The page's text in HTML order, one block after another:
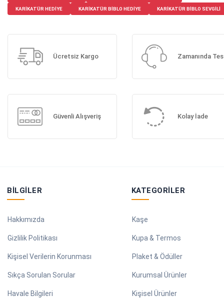
KARIKATÜR HEDIYE KARIKATÜR BIBLO HEDIYE KARIKATÜR BIBLO SEVGILI
Ücretsiz Kargo Zamanında
Güvenli Alışveriş Kolay İade
BILGILER
Hakkımızda
Gizlilik Politikası
Kişisel Verilerin Korunması
Sıkça Sorulan Sorular
Havale Bilgileri
KATEGORILER
Kaşe
Kupa & Termos
Plaket & Ödüller
Kurumsal Ürünler
Kişisel Ürünler